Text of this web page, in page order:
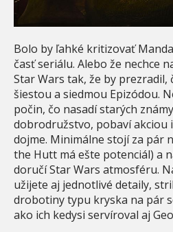
Bolo by ľahké kritizovať
časť seriálu. Alebo že nechce
Star Wars tak, že by prezradil,
šiestou a siedmou Epizódou.
počin, čo nasadí starých
dobrodružstvo, pobaví akciou
dojme. Minimálne stojí za pár
the Hutt má ešte potenciál) a
doručí Star Wars atmosféru.
užijete aj jednotlivé detaily,
drobotiny typu kryska na pár
ako ich kedysi servíroval aj